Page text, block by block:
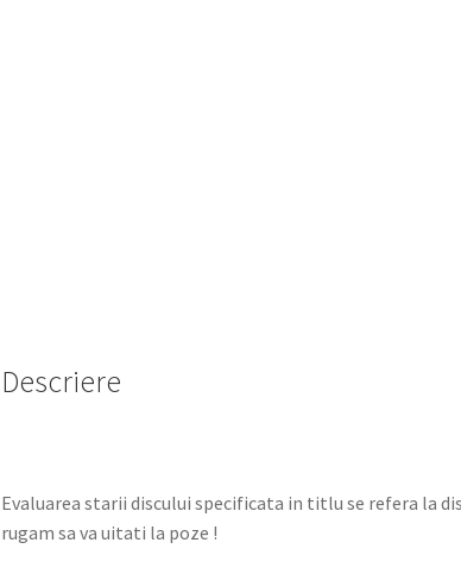
Descriere
Evaluarea starii discului specificata in titlu se refera la
rugam sa va uitati la poze !